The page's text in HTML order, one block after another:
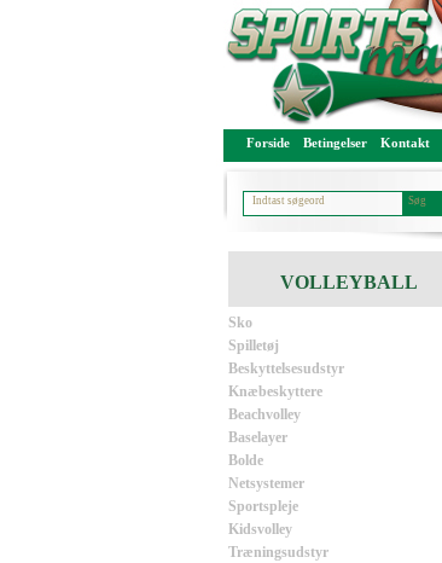
Forside Betingelser Kontakt
VOLLEYBALL
Sko
Spilletøj
Beskyttelsesudstyr
Knæbeskyttere
Beachvolley
Baselayer
Bolde
Netsystemer
Sportspleje
Kidsvolley
Træningsudstyr